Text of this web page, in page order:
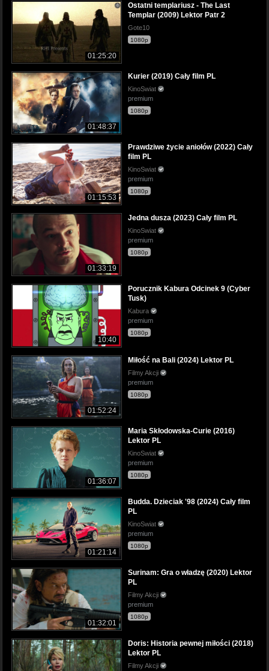
01:25:20
Ostatni templariusz - The Last
Templar (2009) Lektor Patr 2
Gote10
1080p
01:48:37
Kurier (2019) Cały film PL
KinoSwiat
premium
1080p
01:15:53
Prawdziwe życie aniołów (2022) Cały
film PL
KinoSwiat
premium
1080p
01:33:19
Jedna dusza (2023) Cały film PL
KinoSwiat
premium
1080p
10:40
Porucznik Kabura Odcinek 9 (Cyber
Tusk)
Kabura
premium
1080p
01:52:24
Miłość na Bali (2024) Lektor PL
Filmy Akcji
premium
1080p
01:36:07
Maria Skłodowska-Curie (2016)
Lektor PL
KinoSwiat
premium
1080p
01:21:14
Budda. Dzieciak '98 (2024) Cały film
PL
KinoSwiat
premium
1080p
01:32:01
Surinam: Gra o władzę (2020) Lektor
PL
Filmy Akcji
premium
1080p
Doris: Historia pewnej miłości (2018)
Lektor PL
Filmy Akcji